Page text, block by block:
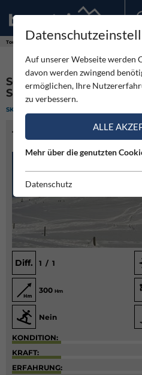
Touren
SCHRECKENKOPF VON
SUDELFELDSTRASSE
SKITOUR
TOURENINFO
Diff. 1 / 1
300 Hm
Nein
KONDITION:
KRAFT:
ERFAHRUNG:
Auf unserer Webseite werden
davon werden zwingend
ermöglichen, Ihre
zu verbessern.
ALLE
Mehr über die genutzten
Datenschutz